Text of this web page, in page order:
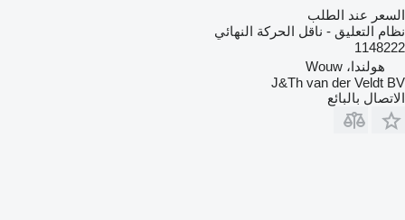
السعر عند الطلب
نظام التعليق - ناقل الحركة النهائي
1148222
هولندا، Wouw
J&Th van der Veldt BV
الاتصال بالبائع